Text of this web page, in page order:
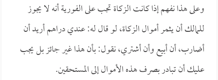
وعلى هذا نفهم إذا كانت الزكاة تجب على الفورية أنه لا يجوز
للمالك أن يثمر أموال الزكاة، لو قال له: عندي دراهم أريد أن
أضارب، أن أبيع وأن أشتري، نقول: بأن هذا غير جائز بل يجب
عليك أن تبادر بصرف هذه الأموال إلى المستحقين.